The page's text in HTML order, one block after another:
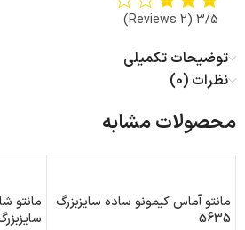
3/5
(2 Reviews)
توضیحات تکمیلی
نظرات (0)
محصولات مشابه
مانتو آماس کیمونو ساده سایزبزرگ
5635
مانتو
سایزبزرگ